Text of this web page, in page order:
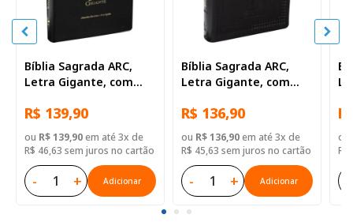
Bíblia Sagrada ARC,
Letra Gigante, com
destacadas, com
índice, Capa Couro
Sintético Preta
R$ 139,90
ou R$ 139,90em até 3x de
R$ 46,63 sem juros no cartão
- + Adicionar
Bíblia Sagrada ARC,
Letra Gigante, com
destacadas, com
índice, Capa Couro
Sintético Preta Nobre
R$ 136,90
ou R$ 136,90em até 3x de
R$ 45,63 sem juros no cartão
- + Adicionar
ou
R$